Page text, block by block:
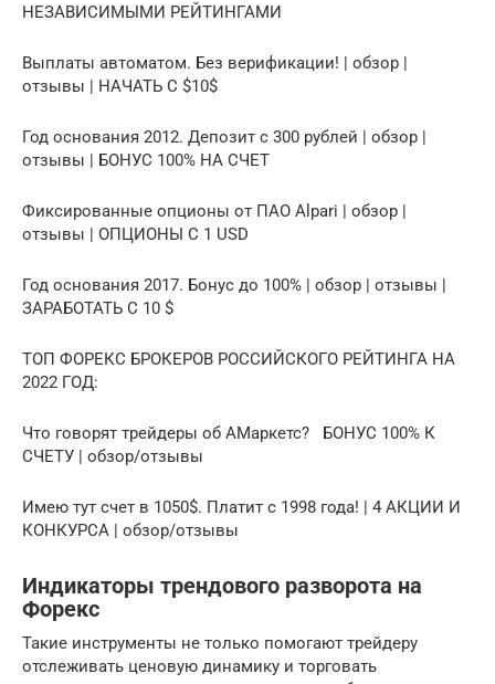
НЕЗАВИСИМЫМИ РЕЙТИНГАМИ
Выплаты автоматом. Без верификации! | обзор |
отзывы | НАЧАТЬ С $10$
Год основания 2012. Депозит с 300 рублей | обзор |
отзывы | БОНУС 100% НА СЧЕТ
Фиксированные опционы от ПАО Alpari | обзор |
отзывы | ОПЦИОНЫ С 1 USD
Год основания 2017. Бонус до 100% | обзор | отзывы |
ЗАРАБОТАТЬ С 10 $
ТОП ФОРЕКС БРОКЕРОВ РОССИЙСКОГО РЕЙТИНГА НА
2022 ГОД:
Что говорят трейдеры об АМаркетс? БОНУС 100% К
СЧЕТУ | обзор/отзывы
Имею тут счет в 1050$. Платит с 1998 года! | 4 АКЦИИ И
КОНКУРСА | обзор/отзывы
Индикаторы трендового разворота на
Форекс
Такие инструменты не только помогают трейдеру
отслеживать ценовую динамику и торговать